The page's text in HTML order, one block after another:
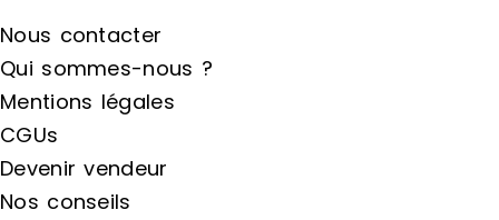
Nous contacter
Qui sommes-nous ?
Mentions légales
CGUs
Devenir vendeur
Nos conseils